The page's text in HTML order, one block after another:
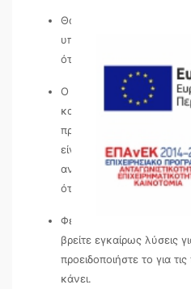
Θα μπορούσατε να του
υπερηχογραφήματα και
όταν εκείνο μεγάλωνε
Ο μπαμπάς θα μπορούσε
καθημερινές δουλειές
πρώτο παιδί σας ως
είναι ιδιαίτερα χρήσιμη
αναπτυχθούν μεταξύ τους
όταν θα έρθει το μωρό.
Φεύγοντας για το
βρείτε εγκαίρως λύσεις
προειδοποιήστε το για
κάνει.